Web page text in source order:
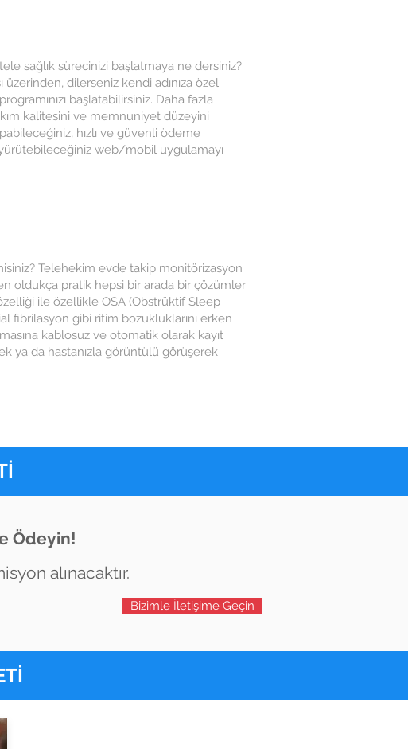
sağlık sürecinizi başlatmaya ne dersiniz?
dilerseniz kendi adınıza özel
başlatabilirsiniz. Daha fazla
kalitesini ve memnuniyet düzeyini
hızlı ve güvenli ödeme
web/mobil uygulamayı
Telehekim evde takip monitörizasyon
oldukça pratik hepsi bir arada bir çözümler
ile özellikle OSA (Obstrüktif Sleep
fibrilasyon gibi ritim bozukluklarını erken
kablosuz ve otomatik olarak kayıt
ya da hastanızla görüntülü görüşerek
Ödeyin!
alınacaktır.
Bizimle İletişime Geçin